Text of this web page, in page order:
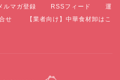
ルマガ登録 RSSフィード
運
せ
【業者向け】中華食材卸はこ